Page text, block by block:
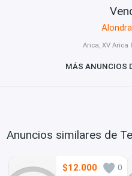
Arica, XV Arica
MÁS ANUNCIOS
Anuncios similares de
$12.000
0